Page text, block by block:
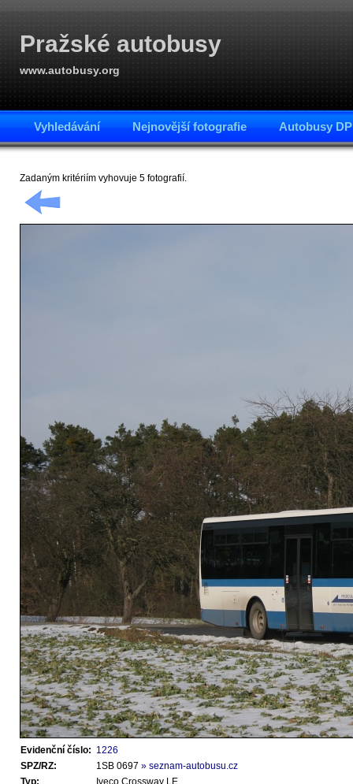
Pražské autobusy
www.autobusy.org
Vyhledávání Nejnovější fotografie Autobusy
Zadaným kritériím vyhovuje 5 fotografií.
Evidenční číslo: 1226
SPZ/RZ:
1SB 0697 » seznam-autobusu.cz
Typ:
Iveco Crossway LE